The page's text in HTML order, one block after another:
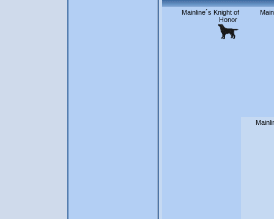
Mainline´s Knight of
Honor